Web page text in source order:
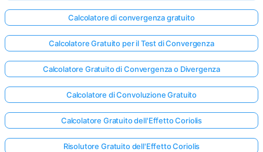
Calcolatore di convergenza gratuito
Calcolatore Gratuito per il Test di Convergenza
Calcolatore Gratuito di Convergenza o Divergenza
Calcolatore di Convoluzione Gratuito
Calcolatore Gratuito dell'Effetto Coriolis
Risolutore Gratuito dell'Effetto Coriolis